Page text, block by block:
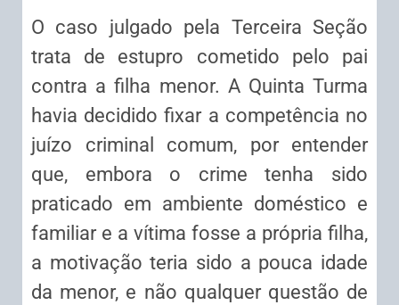
O caso julgado pela Terceira Seção
trata de estupro cometido pelo pai
contra a filha menor. A Quinta Turma
havia decidido fixar a competência no
juízo criminal comum, por entender
que, embora o crime tenha sido
praticado em ambiente doméstico e
familiar e a vítima fosse a própria filha,
a motivação teria sido a pouca idade
da menor, e não qualquer questão de